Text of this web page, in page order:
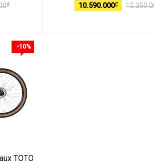
₫ 10.590.000₫
-10%
TOTO